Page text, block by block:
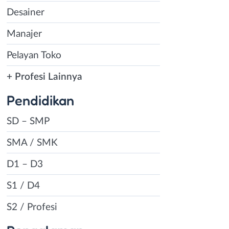
Desainer
Manajer
Pelayan Toko
+ Profesi Lainnya
Pendidikan
SD – SMP
SMA / SMK
D1 – D3
S1 / D4
S2 / Profesi